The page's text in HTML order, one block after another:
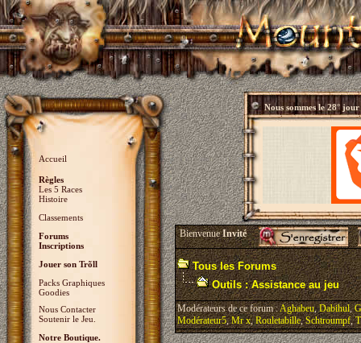
Accueil
Règles
Les 5 Races
Histoire
Classements
Forums
Inscriptions
Jouer son Trõll
Packs Graphiques
Goodies
Nous Contacter
Soutenir le Jeu.
Notre Boutique.
Nous sommes le28° jour
BienvenueInvité
Tous les Forums
Outils : Assistance au jeu
Modérateurs de ce forum :Aghabeu,Dabihul,
Modérateur5,Mr x,Rouletabille,Schtroumpf,